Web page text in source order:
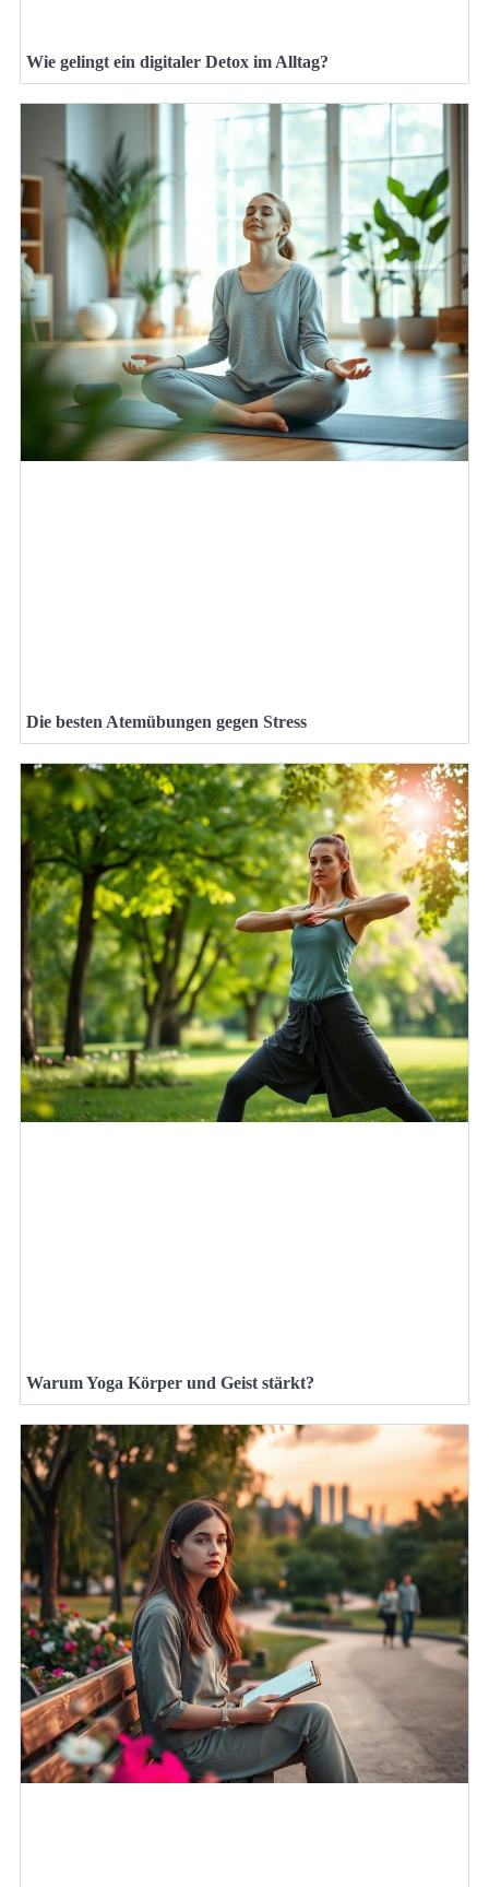
Wie gelingt ein digitaler Detox im Alltag?
Die besten Atemübungen gegen Stress
Warum Yoga Körper und Geist stärkt?